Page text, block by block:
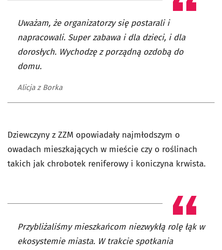
Uważam, że organizatorzy się postarali i
napracowali. Super zabawa i dla dzieci, i dla
dorosłych. Wychodzę z porządną ozdobą do
domu.
Alicja z Borka
Dziewczyny z ZZM opowiadały najmłodszym o
owadach mieszkających w mieście czy o roślinach
takich jak chrobotek reniferowy i koniczyna krwista.
Przybliżaliśmy mieszkańcom niezwykłą rolę łąk w
ekosystemie miasta. W trakcie spotkania